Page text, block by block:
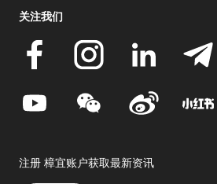
关注我们
注册 樟宜账户获取最新资讯